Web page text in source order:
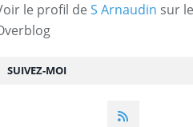
SUIVEZ-MOI
le profil de S Arnaudin sur